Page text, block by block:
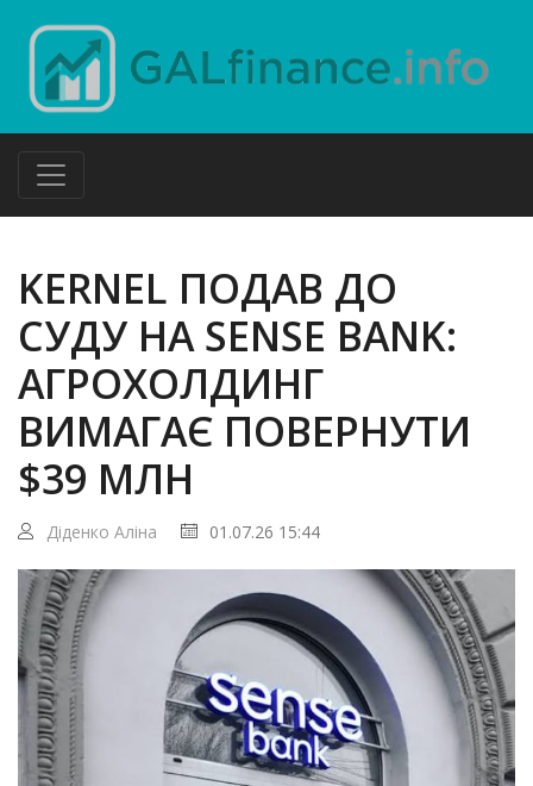
KERNEL ПОДАВ ДО
СУДУ НА SENSE BANK:
АГРОХОЛДИНГ
ВИМАГАЄ ПОВЕРНУТИ
$39 МЛН
Діденко Аліна 01.07.26 15:44